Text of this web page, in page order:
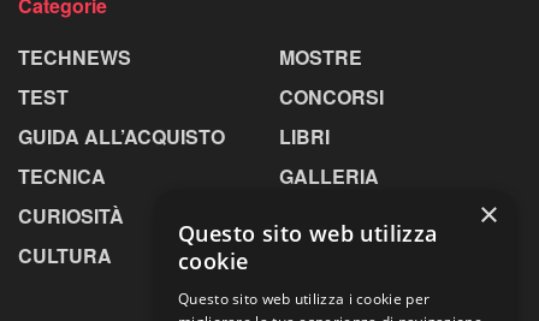
TECHNEWS
TEST
GUIDA ALL’ACQUISTO
TECNICA
CURIOSITÀ
CULTURA
MOSTRE
CONCORSI
LIBRI
GALLERIA
×
Questo sito web utilizza
cookie
Questo sito web utilizza i cookie per